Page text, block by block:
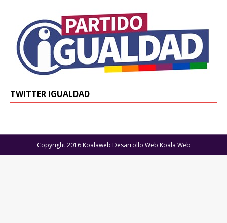
TWITTER IGUALDAD
Copyright 2016 Koalaweb Desarrollo Web Koala Web